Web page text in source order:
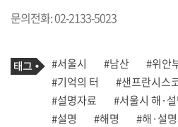
문의전화: 02-2133-5023
기
사
관
련
태
그
태
그
#서울시 #남산 #위안
#기억의 터
#샌프란시스
#설명자료
#서울시 해·
#설명
#해명 #해·설